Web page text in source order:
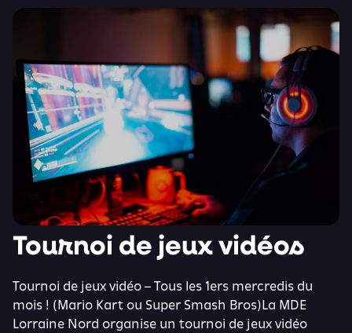
Tournoi de jeux vidéos
Tournoi de jeux vidéo – Tous les 1ers mercredis du
mois ! (Mario Kart ou Super Smash Bros)La MDE
Lorraine Nord organise un tournoi de jeux vidéo